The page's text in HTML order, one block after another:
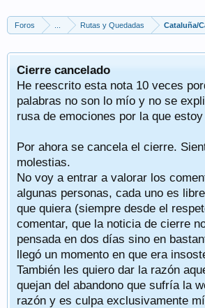
Foros Rutas y Quedadas Cataluña/
Cierre cancelado
He reescrito esta nota 10 veces
palabras no son lo mío y no se
rusa de emociones por la que
Por ahora se cancela el cierre.
molestias.
No voy a entrar a valorar los
algunas personas, cada uno es
que quiera (siempre desde el
comentar, que la noticia de cierre
pensada en dos días sino en
llegó un momento en que era
También les quiero dar la razón
quejan del abandono que sufría la
razón y es culpa exclusivamente